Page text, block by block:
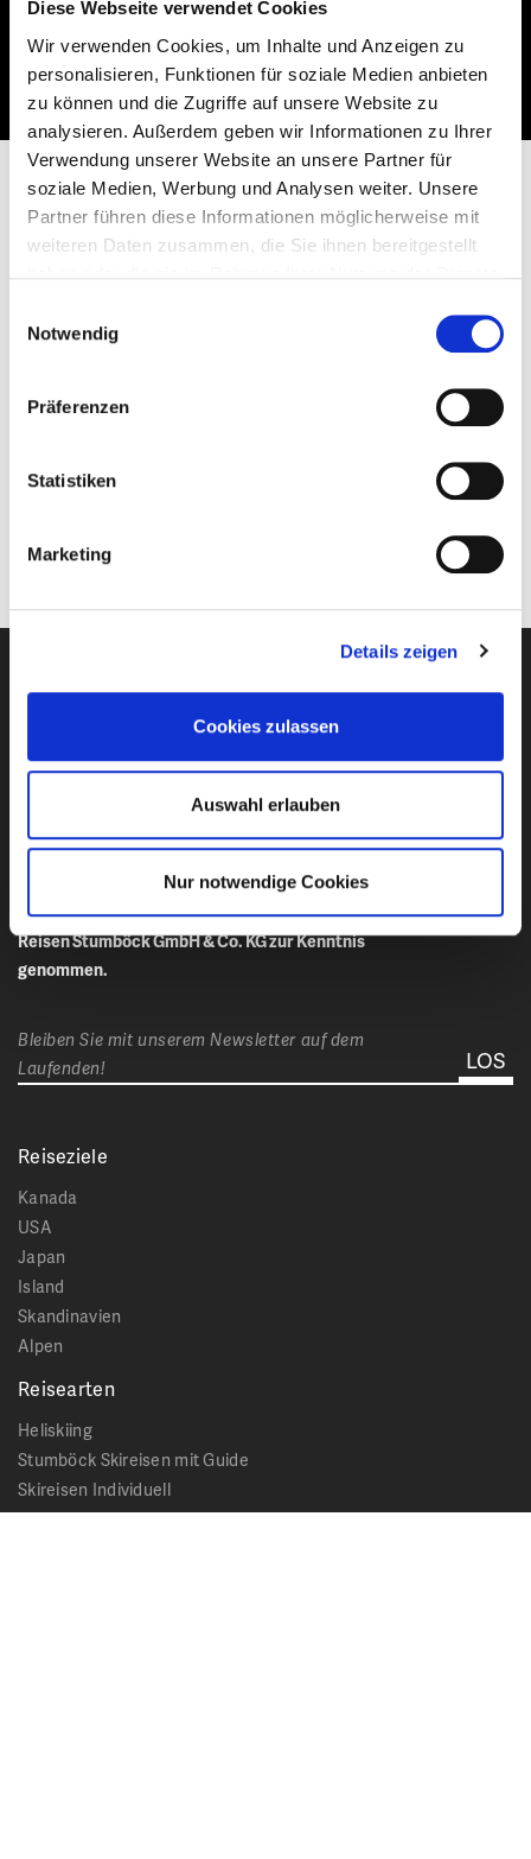
Diese Webseite verwendet Cookies
Wir verwenden Cookies, um Inhalte und Anzeigen zu
personalisieren, Funktionen für soziale Medien anbieten
zu können und die Zugriffe auf unsere Website zu
analysieren. Außerdem geben wir Informationen zu Ihrer
Verwendung unserer Website an unsere Partner für
soziale Medien, Werbung und Analysen weiter. Unsere
Partner führen diese Informationen möglicherweise mit
weiteren Daten zusammen, die Sie ihnen bereitgestellt
Notwendig
Präferenzen
Statistiken
Marketing
Details zeigen
Cookies zulassen
Auswahl erlauben
Nur notwendige Cookies
Leistungen
Skigebiete
Zusatzaktivitäten
Unterkünfte
26.03.2027 - 04.04.2027
Newsletter-Anmeldung
E-Mail-Adresse eingeben
Ich habe dieDatenschutzbestimmungenvon Club
Reisen Stumböck GmbH & Co. KG zur Kenntnis
genommen.
Bleiben Sie mit unserem Newsletter auf dem
Laufenden!
Reiseziele
Kanada
USA
Japan
Island
Skandinavien
Alpen
Reisearten
Heliskiing
Stumböck Skireisen mit Guide
Skireisen Individuell
Catskiing